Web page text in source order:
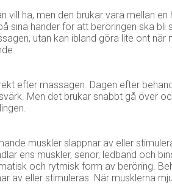
vill ha, men den brukar vara mellan
sina händer för att beröringen ska bli
utan kan ibland göra lite ont när
efter massagen. Dagen efter
Men det brukar snabbt gå över
muskler slappnar av eller
ens muskler, senor, ledband och
och rytmisk form av beröring.
av eller stimuleras. När musklerna